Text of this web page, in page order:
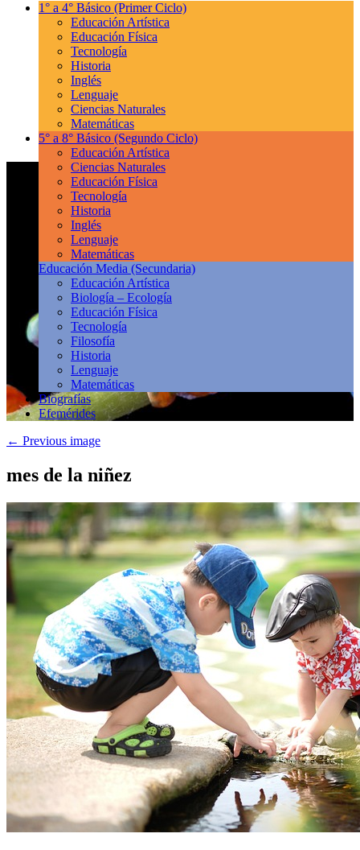
1° a 4° Básico (Primer Ciclo)
Educación Artística
Educación Física
Tecnología
Historia
Inglés
Lenguaje
Ciencias Naturales
Matemáticas
5° a 8° Básico (Segundo Ciclo)
Educación Artística
Ciencias Naturales
Educación Física
Tecnología
Historia
Inglés
Lenguaje
Matemáticas
Educación Media (Secundaria)
Educación Artística
Biología – Ecología
Educación Física
Tecnología
Filosofía
Historia
Lenguaje
Matemáticas
Biografías
Efemérides
← Previous image
mes de la niñez